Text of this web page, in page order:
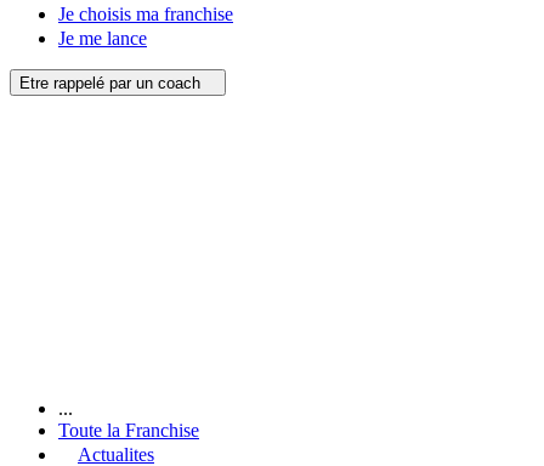
Je choisis ma franchise
Je me lance
Etre rappelé par un coach
...
Toute la Franchise
Actualites